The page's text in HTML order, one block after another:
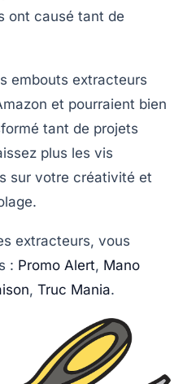
ont causé tant de
embouts extracteurs
et pourraient bien
tant de projets
plus les vis
sur votre créativité et
extracteurs, vous
: Promo Alert, Mano
, Truc Mania.